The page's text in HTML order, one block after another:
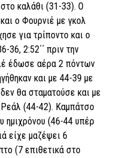
καλάθι (31-33). Ο
ο Φουρνιέ με γκολ
για τρίποντο και ο
36, 2:52΄΄ πριν την
έδωσε αέρα 2 πόντων
και με 44-39 με
θα σταματούσε και με
(44-42). Καμπάτσο
ημιχρόνου (46-44 υπέρ
είχε μαζέψει 6
(7 επιθετικά στο